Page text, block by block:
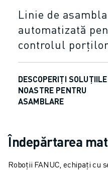
Linie de
automatizată
controlul porților
DESCOPERIȚI SOLUȚIILE
NOASTRE PENTRU
ASAMBLARE
Îndepărtarea
Roboții FANUC, echipați cu